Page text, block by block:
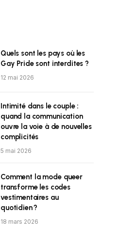
Quels sont les pays où les
Gay Pride sont interdites ?
12 mai 2026
Intimité dans le couple :
quand la communication
ouvre la voie à de nouvelles
complicités
5 mai 2026
Comment la mode queer
transforme les codes
vestimentaires au
quotidien ?
18 mars 2026